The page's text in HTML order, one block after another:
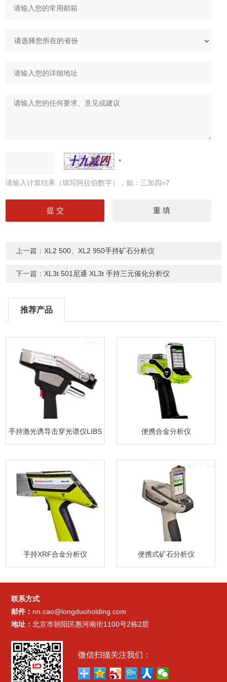
请输入计算结果（填写阿拉伯数字），如：三加四=7
上一篇：XL2 500、XL2 950手持矿石分析仪
下一篇：XL3t 501尼通 XL3t 手持三元催化分析仪
推荐产品
手持激光诱导击穿光谱仪LIBS 便携合金分析仪
手持XRF合金分析仪 便携式矿石分析仪
联系方式
邮件： nn.cao@longduoholding.com
地址：北京市朝阳区惠河南街1100号2栋2层
微信扫描关注我们：